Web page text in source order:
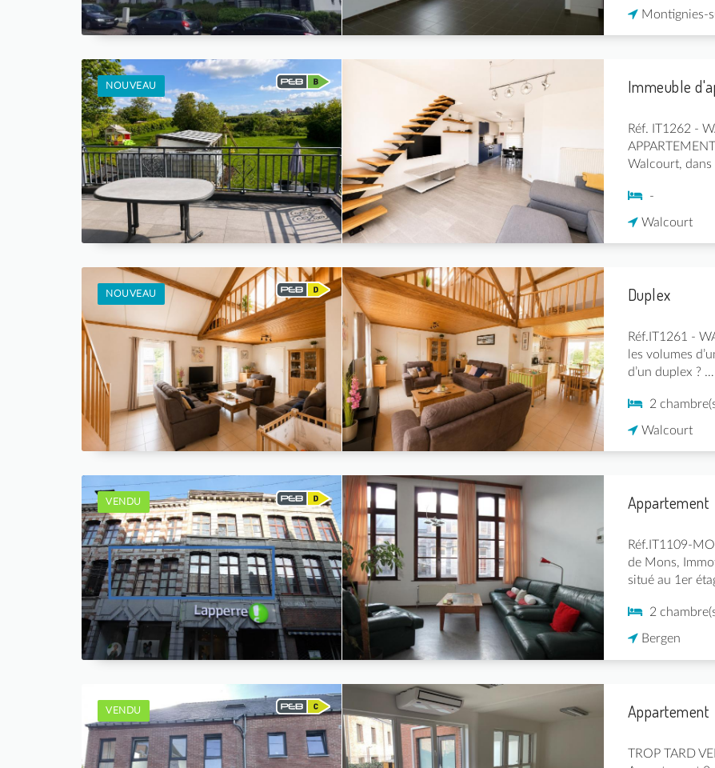
Montignies-
NOUVEAU Immeuble
Réf. IT1262 -
Walcourt,
-
Walcourt
NOUVEAU Duplex
Réf.IT1261 -
les volumes
d’un duplex ? …
2
Walcourt
VENDU Appartement
Réf.IT1109-
de Mons,
situé au 1er
2
Bergen
VENDU Appartement
TROP TARD